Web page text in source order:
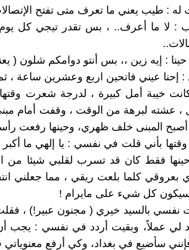
له : طيب يعني ما تعرف متى تفتح
: لا ما أعرف.. ، بس تقدر تيجي كل
: إيه زين ،، بس أنتو دوامكم شلون (
: إحنا عيني فاتحين اربع وعشرين ساعة ،
خيبة أمل كبيرة ، لدرجة شعرت
، عشته لبرهة من الوقت ، وقفت أمام مبنى
المبنى خلف ظهري، وحينها رفعت
وقتها بأني قلت في نفسي : يا إلهي ما أكبر
حينها فقط كان قد تسرب لقلبي شيئا
بعروقي كلما بلعت ريقي ، مما جعلني
سيكون كل شيء على مايرام !
نفسي بالسيد خيري ( مجنون عبير!) ،
لي عملاً، وبقيت أردد في نفسي : يجب
فإنني سأضيع في بغداد، وكي أرفع